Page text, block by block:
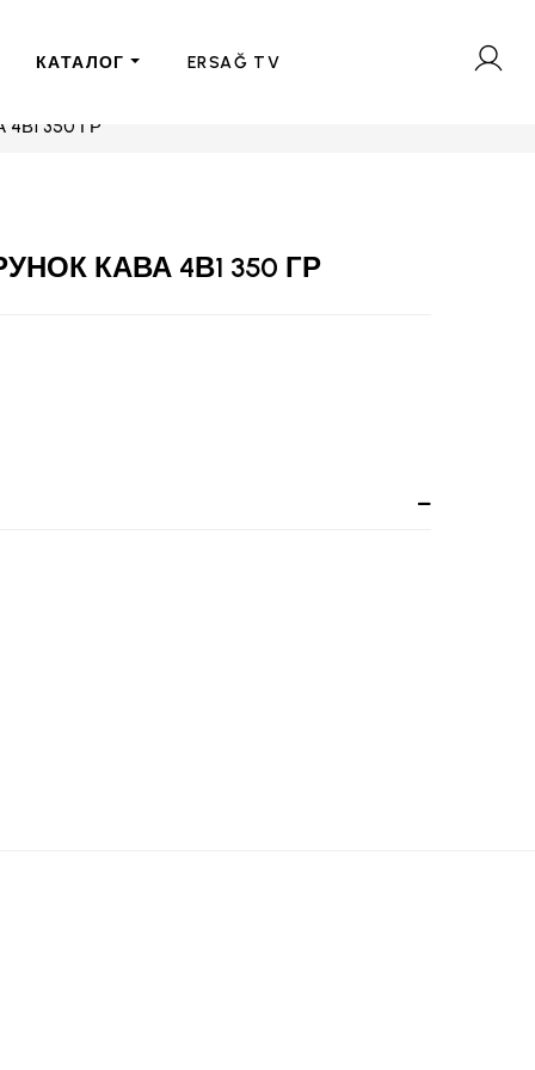
КАТАЛОГ ERSAĞ TV
350 ГР
КАВА 4В1 350 ГР